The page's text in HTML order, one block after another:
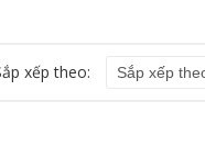
xếp theo: